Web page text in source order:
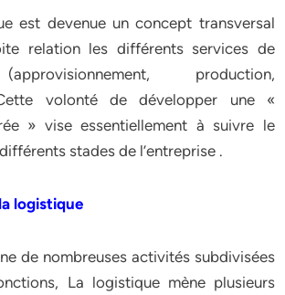
est devenue un concept transversal
relation les différents services de
production,
volonté de développer une «
» vise essentiellement à suivre le
stades de l’entreprise .
logistique
de nombreuses activités subdivisées
La logistique mène plusieurs